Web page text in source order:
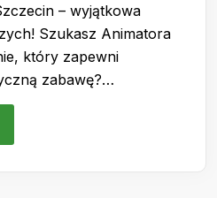
– wyjątkowa
Szukasz Animatora
który zapewni
zabawę?…